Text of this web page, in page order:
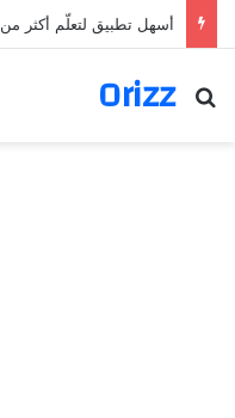
أسهل تطبيق لتعلّم أكثر من 160 ألف فعل بالألمانية
Orizz
بحث عن